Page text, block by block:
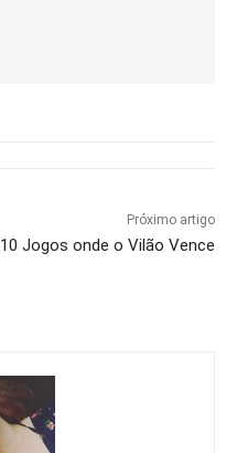
Próximo artigo
10 Jogos onde o Vilão Vence